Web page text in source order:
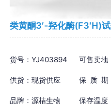
类黄酮3′-羟化酶(F3′H)
货号：YJ403894 可售卖地
供货：现货供应 保 质 期
品牌：源桔生物 保存温